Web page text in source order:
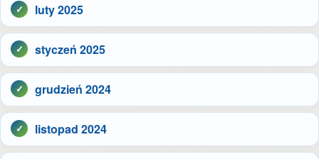
luty 2025
styczeń 2025
grudzień 2024
listopad 2024